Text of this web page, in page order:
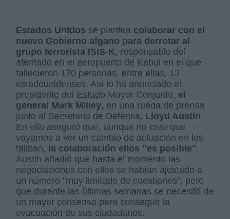
Estados Unidos se plantea colaborar con el
nuevo Gobierno afgano para derrotar al
grupo terrorista ISIS-K, responsable del
atentado en el aeropuerto de Kabul en el que
fallecieron 170 personas, entre ellas, 13
estadounidenses. Así lo ha anunciado el
presidente del Estado Mayor Conjunto, el
general Mark Milley, en una rueda de prensa
junto al Secretario de Defensa, Lloyd Austin.
En ella aseguró que, aunque no cree que
vayamos a ver un cambio de actuación en los
taliban,
la colaboración ellos "es posible" .
Austin añadió que hasta el momento las
negociaciones con ellos se habían ajustado a
un número "muy limitado de cuestiones", pero
que durante las últimas semanas se necesitó de
un mayor consenso para conseguir la
evacuación de sus ciudadanos.